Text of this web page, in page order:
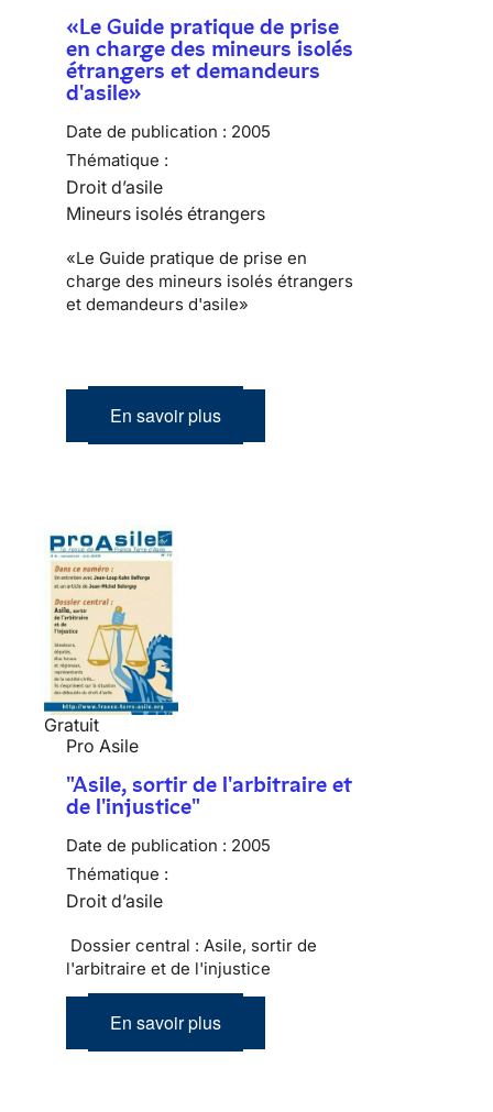
«Le Guide pratique de prise
en charge des mineurs isolés
étrangers et demandeurs
d'asile»
Date de publication : 2005
Thématique :
Droit d’asile
Mineurs isolés étrangers
«Le Guide pratique de prise en
charge des mineurs isolés étrangers
et demandeurs d'asile»
En savoir plus
Gratuit
Pro Asile
"Asile, sortir de l'arbitraire et
de l'injustice"
Date de publication : 2005
Thématique :
Droit d’asile
Dossier central : Asile, sortir de
l'arbitraire et de l'injustice
En savoir plus